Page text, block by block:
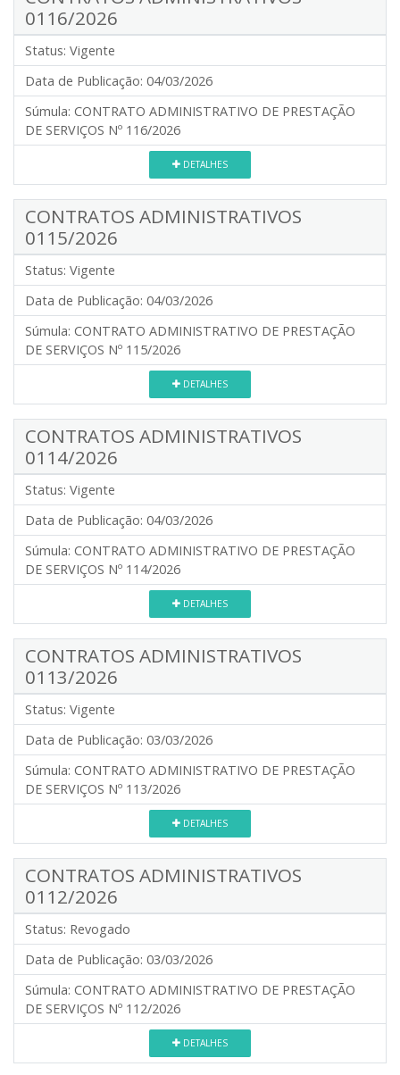
0116/2026
Status: Vigente
Data de Publicação: 04/03/2026
Súmula: CONTRATO ADMINISTRATIVO DE PRESTAÇÃO
DE SERVIÇOS Nº 116/2026
DETALHES
CONTRATOS ADMINISTRATIVOS
0115/2026
Status: Vigente
Data de Publicação: 04/03/2026
Súmula: CONTRATO ADMINISTRATIVO DE PRESTAÇÃO
DE SERVIÇOS Nº 115/2026
DETALHES
CONTRATOS ADMINISTRATIVOS
0114/2026
Status: Vigente
Data de Publicação: 04/03/2026
Súmula: CONTRATO ADMINISTRATIVO DE PRESTAÇÃO
DE SERVIÇOS Nº 114/2026
DETALHES
CONTRATOS ADMINISTRATIVOS
0113/2026
Status: Vigente
Data de Publicação: 03/03/2026
Súmula: CONTRATO ADMINISTRATIVO DE PRESTAÇÃO
DE SERVIÇOS Nº 113/2026
DETALHES
CONTRATOS ADMINISTRATIVOS
0112/2026
Status: Revogado
Data de Publicação: 03/03/2026
Súmula: CONTRATO ADMINISTRATIVO DE PRESTAÇÃO
DE SERVIÇOS Nº 112/2026
DETALHES